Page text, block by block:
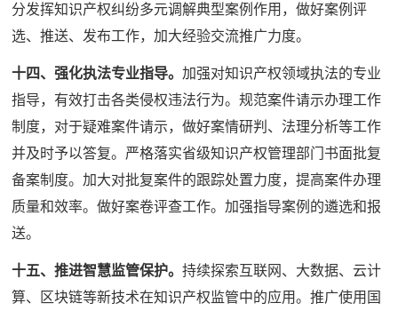
分发挥知识产权纠纷多元调解典型案例作用，做好案例评
选、推送、发布工作，加大经验交流推广力度。
十四、强化执法专业指导。加强对知识产权领域执法的专业
指导，有效打击各类侵权违法行为。规范案件请示办理工作
制度，对于疑难案件请示，做好案情研判、法理分析等工作
并及时予以答复。严格落实省级知识产权管理部门书面批复
备案制度。加大对批复案件的跟踪处置力度，提高案件办理
质量和效率。做好案卷评查工作。加强指导案例的遴选和报
送。
十五、推进智慧监管保护。持续探索互联网、大数据、云计
算、区块链等新技术在知识产权监管中的应用。推广使用国